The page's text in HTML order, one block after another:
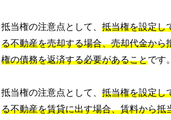
抵当権の注意点として、抵当権を設定し
る不動産を売却する場合、売却代金から
権の債務を返済する必要があることです。
抵当権の注意点として、抵当権を設定し
る不動産を賃貸に出す場合、賃料から抵